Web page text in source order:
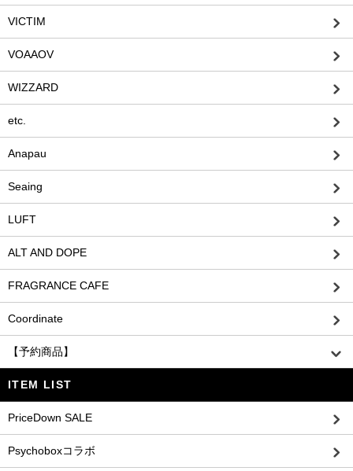
VICTIM
VOAAOV
WIZZARD
etc.
Anapau
Seaing
LUFT
ALT AND DOPE
FRAGRANCE CAFE
Coordinate
【予約商品】
ITEM LIST
PriceDown SALE
Psychoboxコラボ